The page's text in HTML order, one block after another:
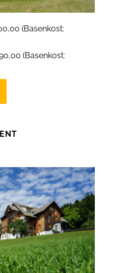
(Basenkost:
(Basenkost: